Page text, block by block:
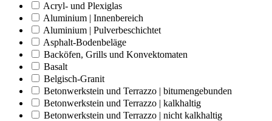
Acryl- und Plexiglas
Aluminium | Innenbereich
Aluminium | Pulverbeschichtet
Asphalt-Bodenbeläge
Backöfen, Grills und Konvektomaten
Basalt
Belgisch-Granit
Betonwerkstein und Terrazzo | bitumengebunden
Betonwerkstein und Terrazzo | kalkhaltig
Betonwerkstein und Terrazzo | nicht kalkhaltig